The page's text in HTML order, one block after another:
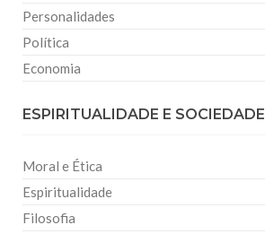
Personalidades
Política
Economia
ESPIRITUALIDADE E SOCIEDADE
Moral e Ética
Espiritualidade
Filosofia